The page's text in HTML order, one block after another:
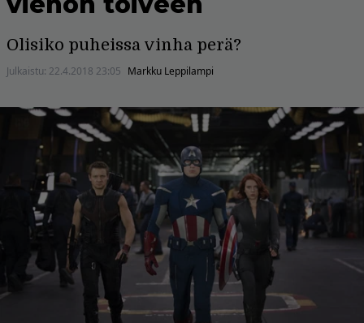
Olisiko puheissa vinha perä?
Julkaistu: 22.4.2018 23:05 Markku Leppilampi